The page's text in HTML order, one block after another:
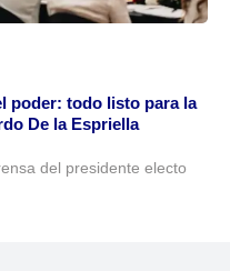
poder: todo listo para la
De la Espriella
del presidente electo